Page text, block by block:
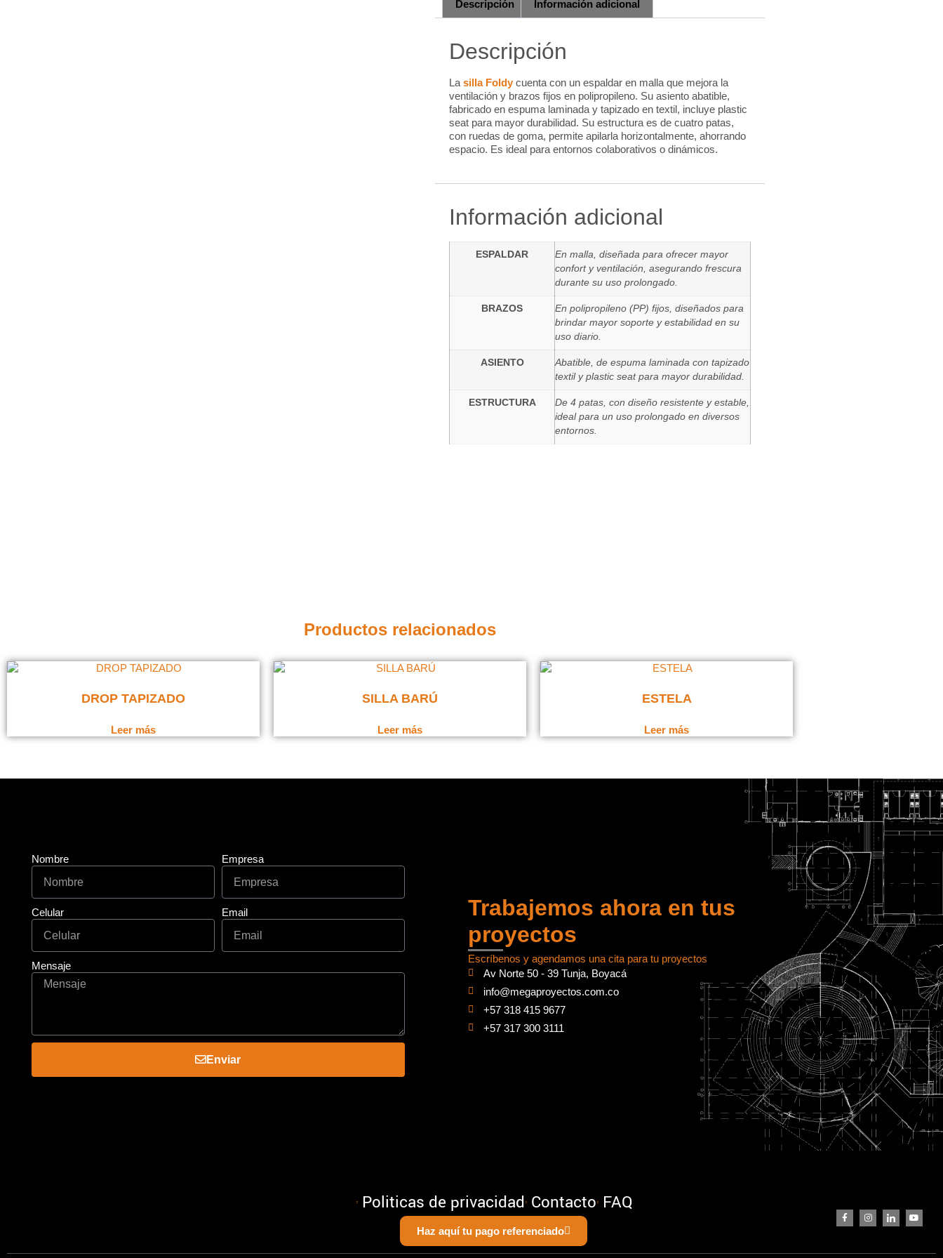
Descripción Información adicional
Descripción
La silla Foldy cuenta con un espaldar en malla que mejora la
ventilación y brazos fijos en polipropileno. Su asiento abatible,
fabricado en espuma laminada y tapizado en textil, incluye plastic
seat para mayor durabilidad. Su estructura es de cuatro patas,
con ruedas de goma, permite apilarla horizontalmente, ahorrando
espacio. Es ideal para entornos colaborativos o dinámicos.
Información adicional
ESPALDAR
En malla, diseñada para ofrecer mayor
confort y ventilación, asegurando frescura
durante su uso prolongado.
BRAZOS
En polipropileno (PP) fijos, diseñados para
brindar mayor soporte y estabilidad en su
uso diario.
ASIENTO
Abatible, de espuma laminada con tapizado
textil y plastic seat para mayor durabilidad.
ESTRUCTURA
De 4 patas, con diseño resistente y estable,
ideal para un uso prolongado en diversos
entornos.
Productos relacionados
DROP TAPIZADO
Leer más
SILLA BARÚ
Leer más
ESTELA
Leer más
Nombre Empresa
Celular Email
Mensaje
Enviar
Trabajemos ahora en tus
proyectos
Escríbenos y agendamos una cita para tu proyectos
Av Norte 50 - 39 Tunja, Boyacá
info@megaproyectos.com.co
+57 318 415 9677
+57 317 300 3111
Politicas de privacidad Contacto FAQ
Haz aquí tu pago referenciado